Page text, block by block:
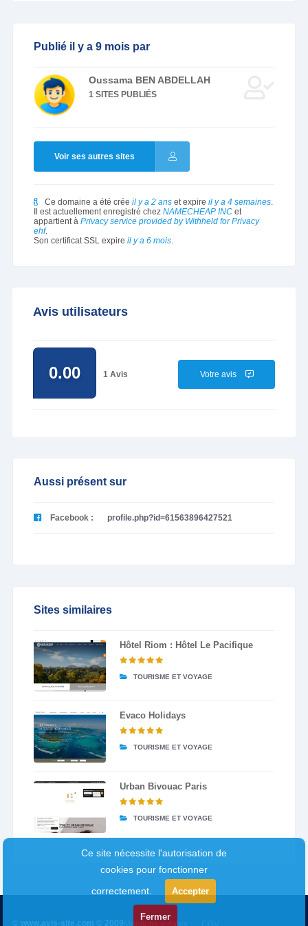
Publié il y a 9 mois par
Oussama BEN ABDELLAH
1 SITES PUBLIÉS
Voir ses autres sites
Ce domaine a été crée il y a 2 anset expire il y a 4 semaines.
Il est actuellement enregistré chez NAMECHEAP INCet
appartient à Privacy service provided by Withheld for Privacy
ehf.
Son certificat SSL expire il y a 6 mois.
Avis utilisateurs
0.00 1 Avis Votre avis
Aussi présent sur
Facebook : profile.php?id=61563896427521
Sites similaires
Hôtel Riom : Hôtel Le Pacifique
TOURISME ET VOYAGE
Evaco Holidays
TOURISME ET VOYAGE
Urban Bivouac Paris
TOURISME ET VOYAGE
© www.avis-site.com © 2009
Ce site nécessite l'autorisation de
cookies pour fonctionner
correctement.
Accepter
Fermer